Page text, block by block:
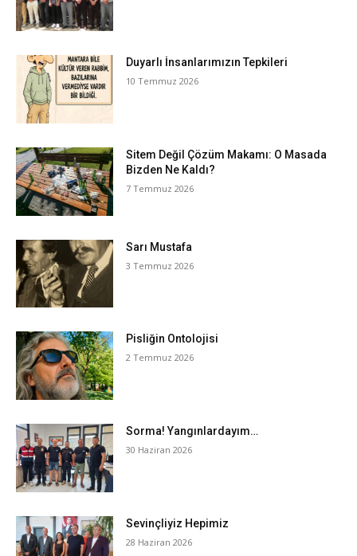
Duyarlı İnsanlarımızın Tepkileri
10 Temmuz 2026
Sitem Değil Çözüm Makamı: O Masada
Bizden Ne Kaldı?
7 Temmuz 2026
Sarı Mustafa
3 Temmuz 2026
Pisliğin Ontolojisi
2 Temmuz 2026
Sorma! Yangınlardayım…
30 Haziran 2026
Sevinçliyiz Hepimiz
28 Haziran 2026